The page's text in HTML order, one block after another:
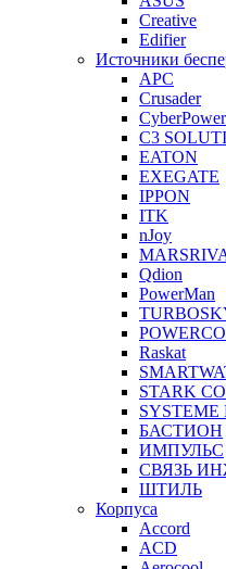
Creative
Edifier
Источники
APC
Crusader
CyberPower
C3
EATON
EXEGATE
IPPON
ITK
nJoy
Qdion
PowerMan
Raskat
STARK
SYSTEME
БАСТИОН
ИМПУЛЬС
СВЯЗЬ
ШТИЛЬ
Корпуса
Accord
ACD